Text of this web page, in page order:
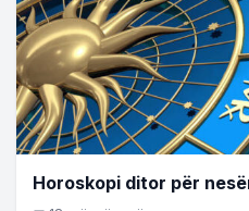
Horoskopi ditor për